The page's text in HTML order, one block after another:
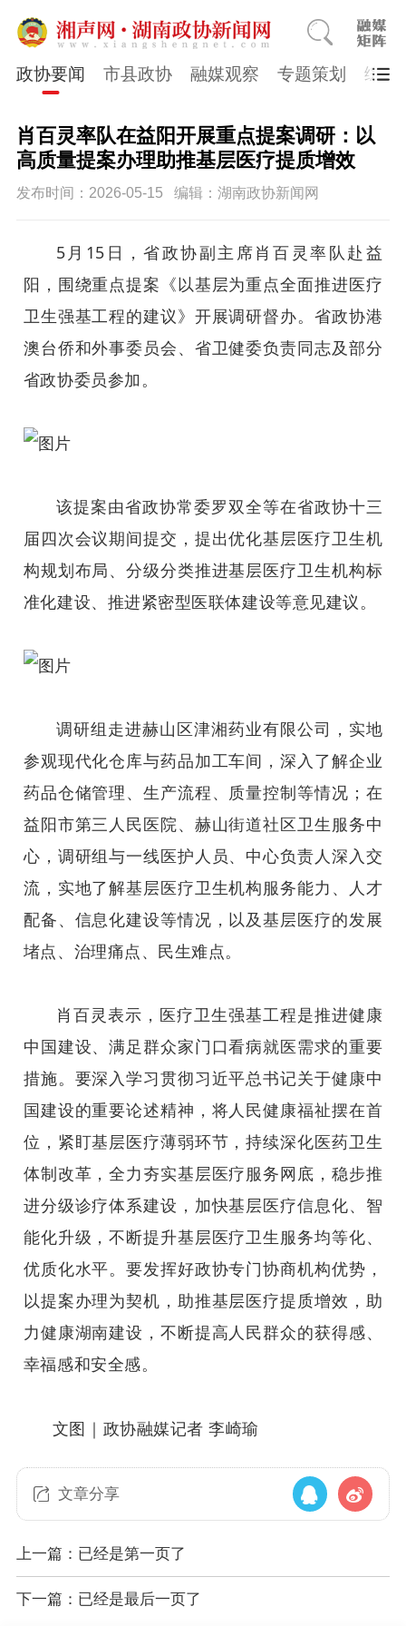
政协要闻 市县政协 融媒观察 专题策划 综合
肖百灵率队在益阳开展重点提案调研：以
高质量提案办理助推基层医疗提质增效
发布时间：2026-05-15 编辑：湖南政协新闻网
5月15日，省政协副主席肖百灵率队赴益
阳，围绕重点提案《以基层为重点全面推进医疗
卫生强基工程的建议》开展调研督办。省政协港
澳台侨和外事委员会、省卫健委负责同志及部分
省政协委员参加。
该提案由省政协常委罗双全等在省政协十三
届四次会议期间提交，提出优化基层医疗卫生机
构规划布局、分级分类推进基层医疗卫生机构标
准化建设、推进紧密型医联体建设等意见建议。
调研组走进赫山区津湘药业有限公司，实地
参观现代化仓库与药品加工车间，深入了解企业
药品仓储管理、生产流程、质量控制等情况；在
益阳市第三人民医院、赫山街道社区卫生服务中
心，调研组与一线医护人员、中心负责人深入交
流，实地了解基层医疗卫生机构服务能力、人才
配备、信息化建设等情况，以及基层医疗的发展
堵点、治理痛点、民生难点。
肖百灵表示，医疗卫生强基工程是推进健康
中国建设、满足群众家门口看病就医需求的重要
措施。要深入学习贯彻习近平总书记关于健康中
国建设的重要论述精神，将人民健康福祉摆在首
位，紧盯基层医疗薄弱环节，持续深化医药卫生
体制改革，全力夯实基层医疗服务网底，稳步推
进分级诊疗体系建设，加快基层医疗信息化、智
能化升级，不断提升基层医疗卫生服务均等化、
优质化水平。要发挥好政协专门协商机构优势，
以提案办理为契机，助推基层医疗提质增效，助
力健康湖南建设，不断提高人民群众的获得感、
幸福感和安全感。
文图｜政协融媒记者李崎瑜
文章分享
上一篇：已经是第一页了
下一篇：已经是最后一页了